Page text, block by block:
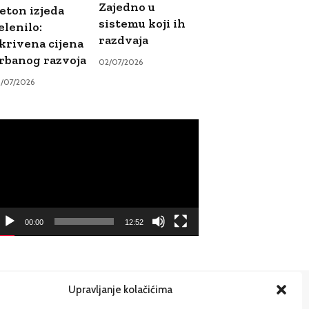
Upravljanje kolačićima
izjeda
cijena
razvoja
07/2026
Zajedno u
sistemu koji ih
razdvaja
02/07/2026
00:00 12:52